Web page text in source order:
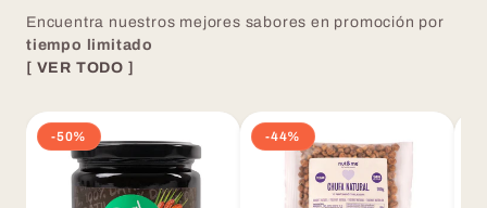
Encuentra nuestros mejores sabores en promoción por
tiempo limitado
[ VER TODO ]
-50% -44%